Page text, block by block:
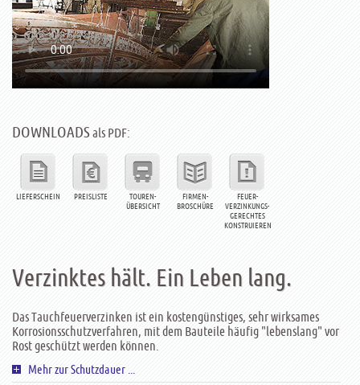
DOWNLOADSals PDF:
LIEFERSCHEIN PREISLISTE
TOUREN-
ÜBERSICHT
FIRMEN-
BROSCHÜRE
FEUER-
VERZINKUNGS-
GERECHTES
KONSTRUIEREN
Verzinktes hält. Ein Leben lang.
Das Tauchfeuerverzinken ist ein kostengünstiges, sehr wirksames
Korrosionsschutzverfahren, mit dem Bauteile häufig "lebenslang" vor
Rost geschützt werden können.
Mehr zur Schutzdauer ...